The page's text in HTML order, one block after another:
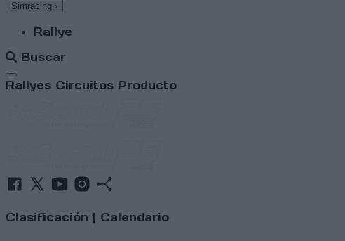
Simracing ›
Rallye
Buscar
Abrir menú
Rallyes Circuitos Producto
Clasificación | Calendario